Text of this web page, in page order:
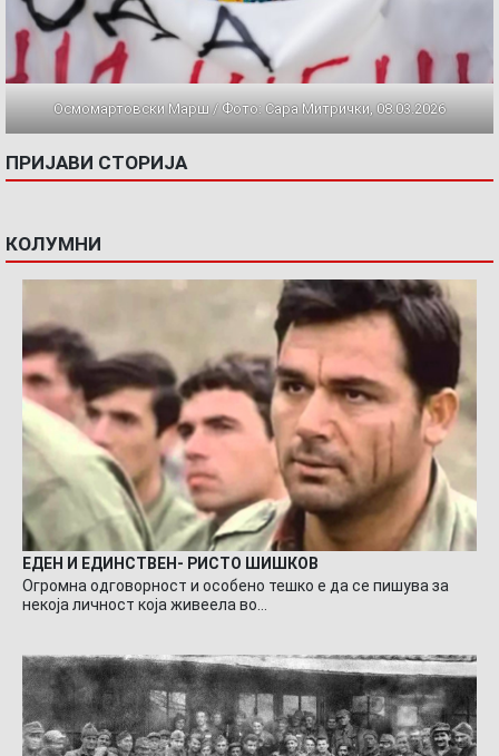
Осмомартовски Марш / Фото: Сара Митрички, 08.03.2026
ПРИЈАВИ СТОРИЈА
КОЛУМНИ
ЕДЕН И ЕДИНСТВЕН- РИСТО ШИШКОВ
Огромна одговорност и особено тешко е да се пишува за
некоја личност која живеела во…